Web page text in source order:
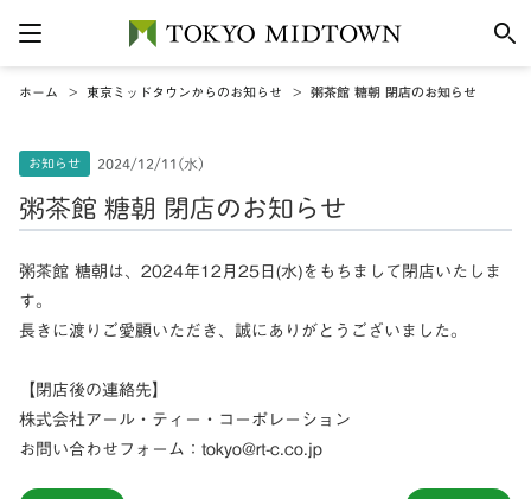
ホーム 東京ミッドタウンからのお知らせ 粥茶館 糖朝 閉店のお知らせ
お知らせ 2024/12/11(水)
粥茶館 糖朝 閉店のお知らせ
粥茶館 糖朝は、2024年12月25日(水)をもちまして閉店いたしま
す。
長きに渡りご愛顧いただき、誠にありがとうございました。
【閉店後の連絡先】
株式会社アール・ティー・コーポレーション
お問い合わせフォーム：tokyo@rt-c.co.jp